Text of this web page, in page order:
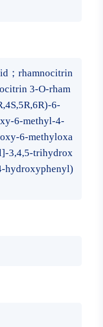
；rhamnocitrin
3-O-rham
6-
6-methyl-4-
6-methyloxa
3,4,5-trihydrox
hydroxyphenyl)